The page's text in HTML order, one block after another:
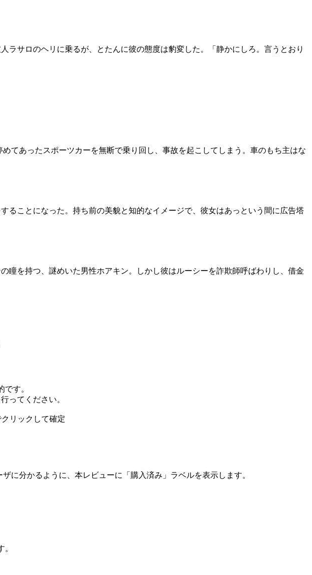
サロのヘリに乗るが、とたんに彼の態度は豹変した。「静かにしろ。言うとおり
てあったスポーツカーを無断で乗り回し、事故を起こしてしまう。車のもち主はな
ることになった。持ち前の美貌と知的なイメージで、彼女はあっという間に広告塔
瞳を持つ、謎めいた男性ホアキン。しかし彼はルーシーを詐欺師呼ばわりし、借金
す。
ってください。
リックして確定
に分かるように、本レビューに「購入済み」ラベルを表示します。